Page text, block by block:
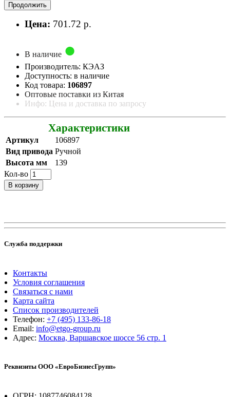
Продолжить
Цена: 701.72 р.
В наличие
Производитель: КЭАЗ
Доступность: в наличие
Код товара: 106897
Оптовые поставки из Китая
Инфо: Цена и доставка по запросу
Характеристики
Артикул
106897
Вид привода Ручной
Высота мм
139
Кол-во
В корзину
Служба поддержки
Контакты
Условия соглашения
Связаться с нами
Карта сайта
Список производителей
Телефон: +7 (495) 133-86-18
Email: info@etgo-group.ru
Адрес: Москва, Варшавское шоссе 56 стр. 1
Реквизиты ООО «ЕвроБизнесГрупп»